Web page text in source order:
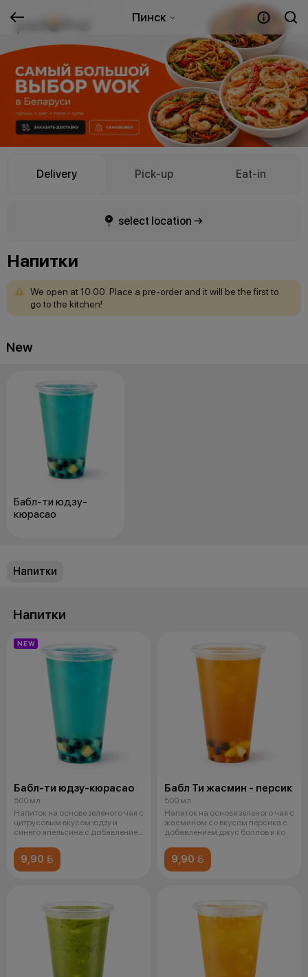
Пинск
Delivery Pick-up Eat-in
select location →
Напитки
We open at10:00. Place a pre-order and itwill be the firstto
go to the kitchen!
New
Бабл-ти юдзу-
кюрасао
Напитки
Напитки
NEW
Бабл-ти юдзу-кюрасао
500 мл
Напиток на основе зеленого чая с
цитрусовым вкусом юдзу и
синего апельсина с добавлением
9,90 
Бабл Ти жасмин - персик
500 мл
Напиток на основе зеленого чая с
жасмином со вкусом персика с
добавлением джус боллов и ко
9,90 